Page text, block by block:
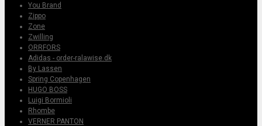
You Brand
Zippo
Zone
Zwilling
ORRFORS
Adidas - order-ralawise.dk
By Lassen
Spring Copenhagen
HUGO BOSS
Luigi Bormioli
Rhombe
VERNER PANTON